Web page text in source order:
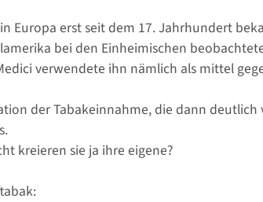
Europa erst seit dem 17. Jahrhundert
bei den Einheimischen
verwendete ihn nämlich als mittel
der Tabakeinnahme, die dann
kreieren sie ja ihre eigene?